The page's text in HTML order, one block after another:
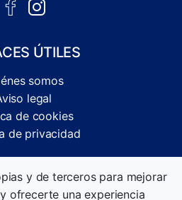
ÚTILES
somos
legal
de cookies
de privacidad
y de terceros para mejorar
ofrecerte una experiencia